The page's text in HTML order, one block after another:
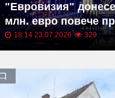
"Евровизия"
млн. евро повече
18:14 23.07.2026 329